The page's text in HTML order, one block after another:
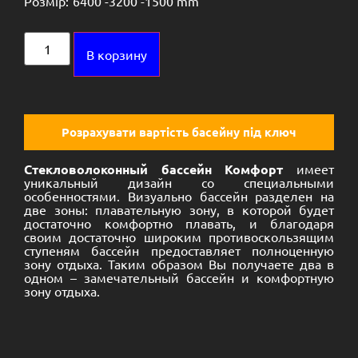
В корзину
Розрахувати вартість басейну під ключ
Стекловолоконный бассейн Комфорт имеет
уникальный дизайн со специальными
особенностями. Визуально бассейн разделен на
две зоны: плавательную зону, в которой будет
достаточно комфортно плавать, и благодаря
своим достаточно широким противоскользящим
ступеням бассейн предоставляет полноценную
зону отдыха. Таким образом Вы получаете два в
одном – замечательный бассейн и комфортную
зону отдыха.